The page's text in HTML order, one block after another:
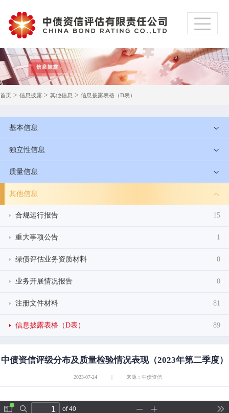
首页 > 信息披露 > 其他信息 > 信息披露表格（D表）
基本信息
独立性信息
质量信息
其他信息
合规运行报告 15
重大事项公告 1
绿债评估业务资质材料 0
业务开展情况报告 0
注册文件材料 81
信息披露表格（D表） 89
中债资信评级分布及质量检验情况表现（2023年第二季度）
2023-07-24 | 来源：中债资信